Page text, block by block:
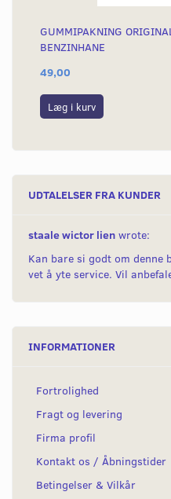
GUMMIPAKNING
BENZINHANE
49,00
Læg i kurv
UDTALELSER FRA KUNDER
staale wictor lien wrote:
Kan bare si godt om denne
vet å yte service. Vil
INFORMATIONER
Fortrolighed
Fragt og levering
Firma profil
Kontakt os / Åbningstider
Betingelser & Vilkår